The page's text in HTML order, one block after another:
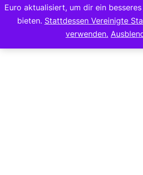
Copyright 2023
Euro aktualisiert, um dir ein
bieten. Stattdessen Vereinigte
verwenden.